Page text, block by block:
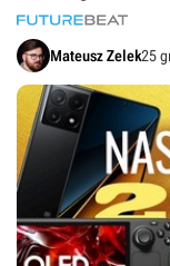
Mateusz Zelek25